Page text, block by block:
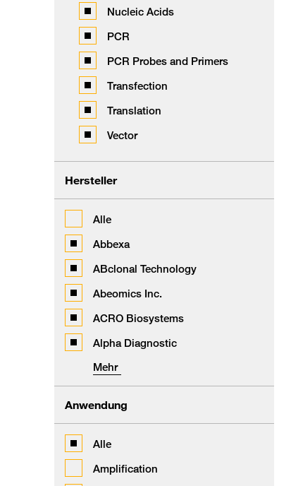
Nucleic Acids
PCR
PCR Probes and Primers
Transfection
Translation
Vector
Hersteller
Alle
Abbexa
ABclonal Technology
Abeomics Inc.
ACRO Biosystems
Alpha Diagnostic
Mehr
Anwendung
Alle
Amplification